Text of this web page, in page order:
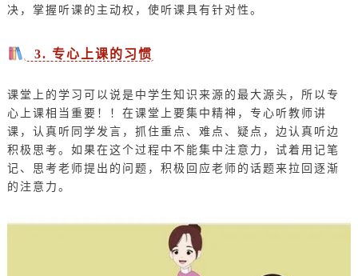
决，掌握听课的主动权，使听课具有针对性。
3. 专心上课的习惯
课堂上的学习可以说是中学生知识来源的最大源头，所以专
心上课相当重要！！在课堂上要集中精神，专心听教师讲
课，认真听同学发言，抓住重点、难点、疑点，边认真听边
积极思考。如果在这个过程中不能集中注意力，试着用记笔
记、思考老师提出的问题，积极回应老师的话题来拉回逐渐
的注意力。